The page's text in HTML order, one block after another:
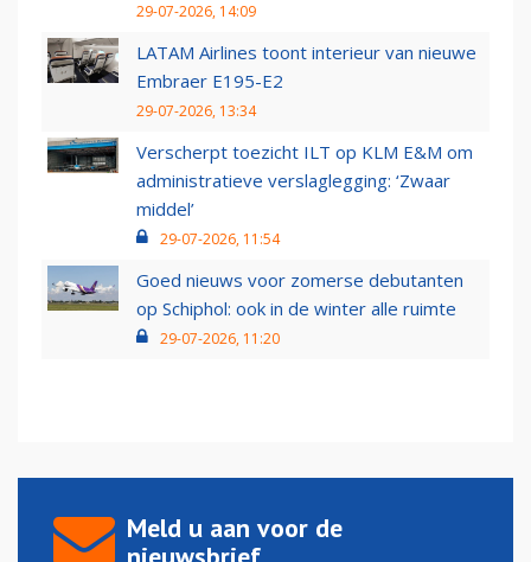
29-07-2026, 14:09
LATAM Airlines toont interieur van nieuwe
Embraer E195-E2
29-07-2026, 13:34
Verscherpt toezicht ILT op KLM E&M om
administratieve verslaglegging: ‘Zwaar
middel’
29-07-2026, 11:54
Goed nieuws voor zomerse debutanten
op Schiphol: ook in de winter alle ruimte
29-07-2026, 11:20
Meld u aan voor de